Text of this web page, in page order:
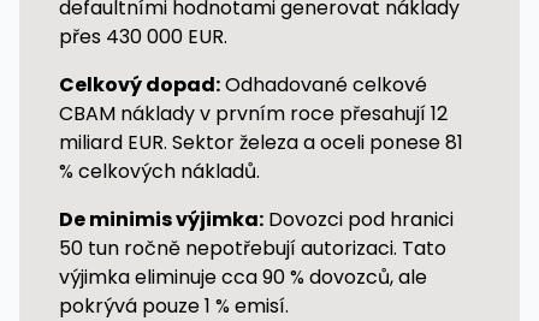
defaultními hodnotami generovat náklady
přes 430 000 EUR.
Celkový dopad:Odhadované celkové
CBAM náklady v prvním roce přesahují 12
miliard EUR. Sektor železa a oceli ponese 81
% celkových nákladů.
De minimis výjimka: Dovozci pod hranici
50 tun ročně nepotřebují autorizaci. Tato
výjimka eliminuje cca 90 % dovozců, ale
pokrývá pouze 1 % emisí.